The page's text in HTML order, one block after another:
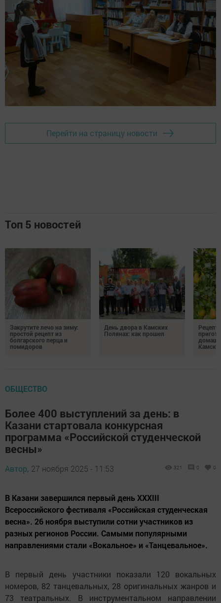
Перейти на страницу новости
Топ 5 новостей
Закрутите лечо на зиму:
простой рецепт из
болгарского перца и
помидоров
День двора в Камских
Полянах: как прошел
ОБЩЕСТВО
Более 400 выступлений за день: в
Казани стартовала конкурсная
программа «Российской студенческой
весны»
Автор, 27 ноября 2025 - 11:53 321 0 0
В Казани завершился первый день XXXIII
Всероссийского фестиваля «Российская студенческая
весна». 26 ноября выступили сотни участников из
разных регионов России. Самыми популярными
направлениями стали «Вокальное» и «Танцевальное».
В первый день участники показали 120 вокальных
номеров, 82 танцевальных, 28 оригинальных жанров и
73 театральных. В инструментальном направлении